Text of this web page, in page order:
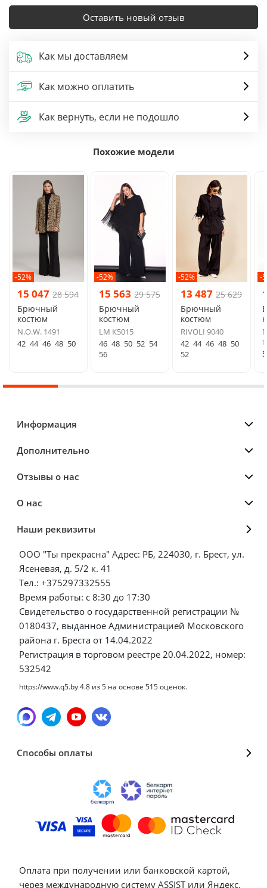
Оставить новый отзыв
Как мы доставляем
Как можно оплатить
Как вернуть, если не подошло
Похожие модели
-52%
15 047 28 594
Брючный
костюм
N.O.W. 1491
42 44 46 48 50
-52%
15 563 29 575
Брючный
костюм
LM К5015
46 48 50 52 54
56
-52%
13 487 25 629
Брючный
костюм
RIVOLI 9040
42 44 46 48 50
52
-
Информация
Дополнительно
Отзывы о нас
О нас
Наши реквизиты
ООО "Ты прекрасна" Адрес: РБ, 224030, г. Брест, ул.
Ясеневая, д. 5/2 к. 41
Тел.: +375297332555
Время работы: с 8:30 до 17:30
Свидетельство о государственной регистрации №
0180437, выданное Администрацией Московского
района г. Бреста от 14.04.2022
Регистрация в торговом реестре 20.04.2022, номер:
532542
https://www.q5.by4.8 из5 на основе 515оценок.
Способы оплаты
Оплата при получении или банковской картой,
через международную систему ASSIST или Яндекс.